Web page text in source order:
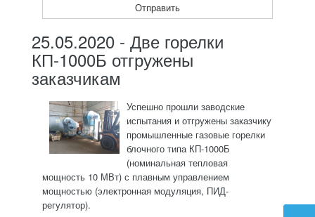
25.05.2020 - Две горелки
КП-1000Б отгружены
заказчикам
Успешно прошли заводские
испытания и отгружены заказчику
промышленные газовые горелки
блочного типа КП-1000Б
(номинальная тепловая
мощность 10 МВт) с плавным управлением
мощностью (электронная модуляция, ПИД-
регулятор).